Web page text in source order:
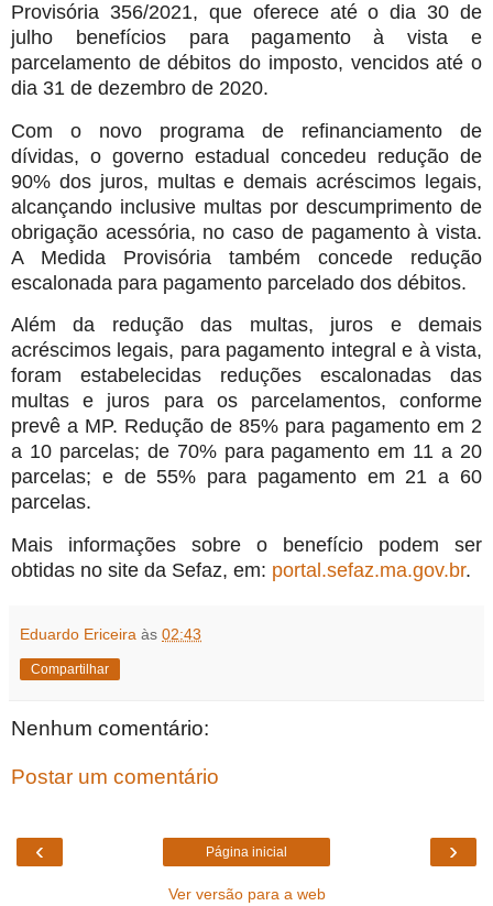
Provisória 356/2021, que oferece até o dia 30 de
julho benefícios para pagamento à vista e
parcelamento de débitos do imposto, vencidos até o
dia 31 de dezembro de 2020.
Com o novo programa de refinanciamento de
dívidas, o governo estadual concedeu redução de
90% dos juros, multas e demais acréscimos legais,
alcançando inclusive multas por descumprimento de
obrigação acessória, no caso de pagamento à vista.
A Medida Provisória também concede redução
escalonada para pagamento parcelado dos débitos.
Além da redução das multas, juros e demais
acréscimos legais, para pagamento integral e à vista,
foram estabelecidas reduções escalonadas das
multas e juros para os parcelamentos, conforme
prevê a MP. Redução de 85% para pagamento em 2
a 10 parcelas; de 70% para pagamento em 11 a 20
parcelas; e de 55% para pagamento em 21 a 60
parcelas.
Mais informações sobre o benefício podem ser
obtidas no site da Sefaz, em: portal.sefaz.ma.gov.br.
Eduardo Ericeira às 02:43
Compartilhar
Nenhum comentário:
Postar um comentário
‹ ›
Página inicial
Ver versão para a web